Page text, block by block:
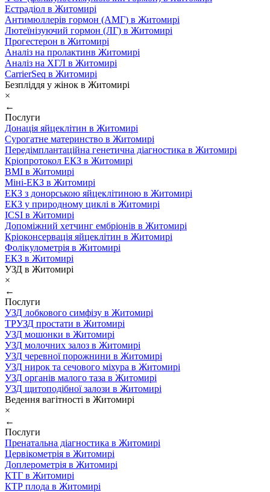
Естрадіол в Житомирі
Антимюллерів гормон (АМГ) в Житомирі
Лютеїнізуючий гормон (ЛГ) в Житомирі
Прогестерон в Житомирі
Аналіз на пролактинв Житомирі
Аналіз на ХГЛ в Житомирі
CarrierSeq в Житомирі
Безпліддя у жінок в Житомирі
×
←
Послуги
Донація яйцеклітин в Житомирі
Сурогатне материнство в Житомирі
Передімплантаційна генетична діагностика в Житомирі
Кріопротокол ЕКЗ в Житомирі
ВМІ в Житомирі
Міні-ЕКЗ в Житомирі
ЕКЗ з донорською яйцеклітиною в Житомирі
ЕКЗ у природному циклі в Житомирі
ICSI в Житомирі
Допоміжний хетчинг ембріонів в Житомирі
Кріоконсервація яйцеклітин в Житомирі
Фолікулометрія в Житомирі
ЕКЗ в Житомирі
УЗД в Житомирі
×
←
Послуги
УЗД лобкового симфізу в Житомирі
ТРУЗД простати в Житомирі
УЗД мошонки в Житомирі
УЗД молочних залоз в Житомирі
УЗД черевної порожнини в Житомирі
УЗД нирок та сечового міхура в Житомирі
УЗД органів малого таза в Житомирі
УЗД щитоподібної залози в Житомирі
Ведення вагітності в Житомирі
×
←
Послуги
Пренатальна діагностика в Житомирі
Цервікометрія в Житомирі
Доплерометрія в Житомирі
КТГ в Житомирі
КТР плода в Житомирі